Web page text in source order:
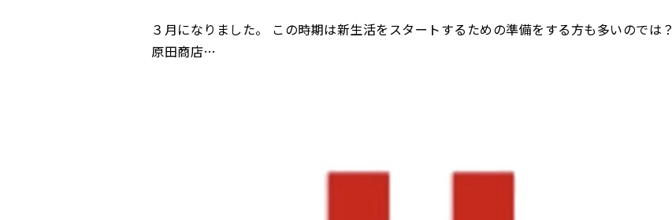
３月になりました。 この時期は新生活をスタートするための準備をする方も多いのでは？
原田商店…